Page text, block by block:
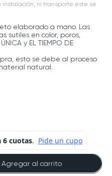
instalación, ni transporte este se
elaborado a mano. Las
sutiles en color, poros,
y EL TIEMPO DE
esto se debe al proceso
natural.
Agregar al carrito